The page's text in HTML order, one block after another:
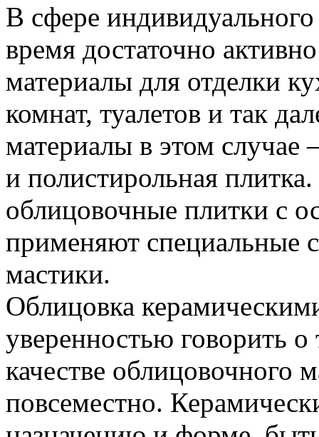
В сфере индивидуального
время достаточно
материалы для отделки
комнат, туалетов и так
материалы в этом случае
и полистирольная
облицовочные плитки с
применяют специальные
мастики.
Облицовка
уверенностью говорить о
качестве облицовочного
повсеместно.